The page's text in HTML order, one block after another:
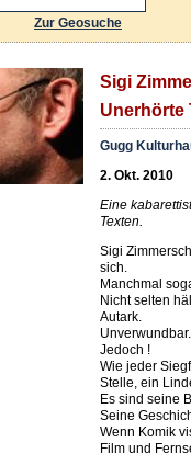
Zur Geosuche
Sigi
Unerhörte
Gugg
2. Okt. 2010
Eine
Texten.
Sigi
sich.
Manchmal
Nicht selten
Autark.
Unverwundbar.
Jedoch !
Wie jeder
Stelle, ein
Es sind seine
Seine
Wenn Komik
Film und